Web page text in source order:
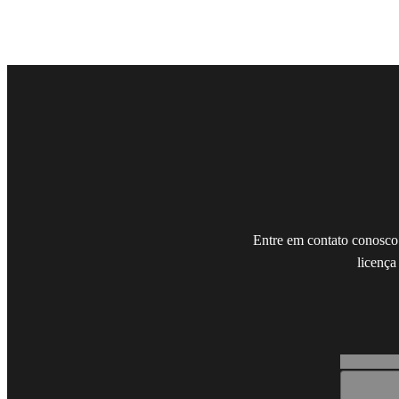
Entre em contato